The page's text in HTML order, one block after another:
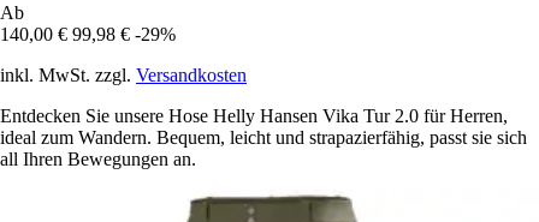
Ab
140,00 € 99,98 € -29%
inkl. MwSt. zzgl. Versandkosten
Entdecken Sie unsere Hose Helly Hansen Vika Tur 2.0 für Herren,
ideal zum Wandern. Bequem, leicht und strapazierfähig, passt sie sich
all Ihren Bewegungen an.